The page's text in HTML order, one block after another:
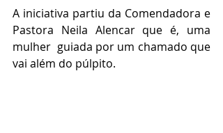
A iniciativa partiu da Comendadora e
Pastora Neila Alencar que é, uma
mulher  guiada por um chamado que
vai além do púlpito.